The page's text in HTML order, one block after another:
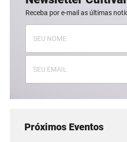
Receba por e-mail as últimas
Próximos Eventos